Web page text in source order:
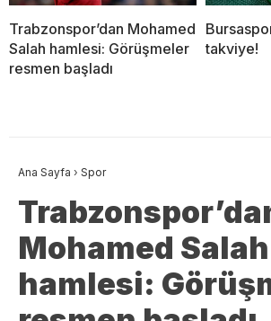
Trabzonspor’dan Mohamed
Salah hamlesi: Görüşmeler
resmen başladı
takviye!
Ana Sayfa › Spor
Mohamed Salah
hamlesi: